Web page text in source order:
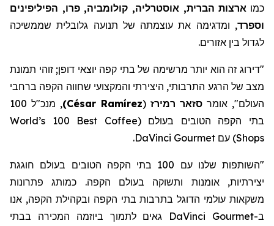
כמו ארצות הברית, אוסטרליה, קולומביה, פרו, הפיליפינים
וספרד, ומדגימה את עוצמתה של תנועה גלובלית שממשיכה
לגדול בין אזורים.
"דירוג זה הוא יותר מרשימה של בתי קפה יוצאי דופן;זוהי תמונת
מצב של הרגע התרבותי, היצירתי והמקצועי שחווה הקפה ברחבי
העולם", אומר סזאר רמירז (
César Ramírez
)
, מנכ"ל
בתי
הקפה הטובים בעולם (
World’s 100 Best Coffee
Shops
) עם DaVinci Gourmet
.
"השותפות שלנו עם 100 בתי הקפה הטובים בעולם חוגגת
יצירתיות, אומנות ותשוקה בעולם הקפה. כמותג פתרונות
משקאות עולמי הדוגל בתרבות בתי הקפה ובקהילת הקפה, אנו
ב-DaVinci Gourmet גאים לתמוך ביוזמה המכירה בבתי